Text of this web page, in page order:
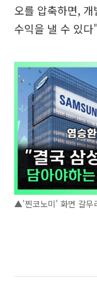
오를 압축하면,
수익을 낼 수 있
▲'찐코노미' 화면 갈무